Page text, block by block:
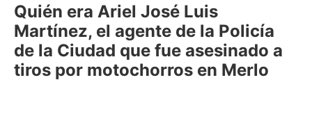
Quién era Ariel José Luis
Martínez, el agente de la Policía
de la Ciudad que fue asesinado a
tiros por motochorros en Merlo